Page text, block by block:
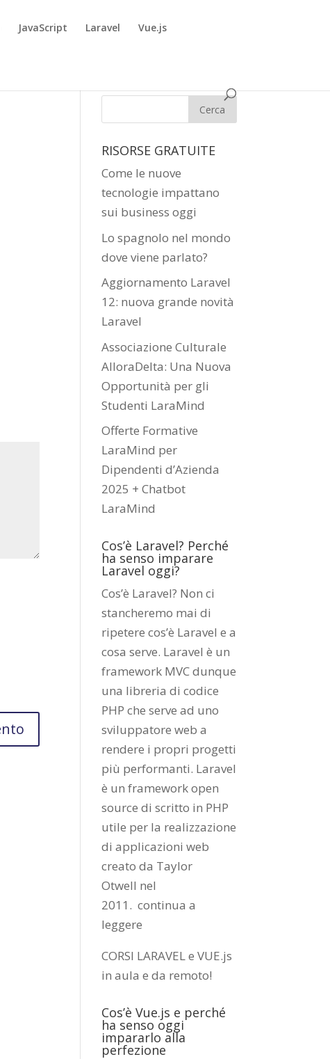
JavaScript Laravel Vue.js
RISORSE GRATUITE
Come le nuove
tecnologie impattano
sui business oggi
Lo spagnolo nel mondo
dove viene parlato?
Aggiornamento Laravel
12: nuova grande novità
Laravel
Associazione Culturale
AlloraDelta: Una Nuova
Opportunità per gli
Studenti LaraMind
Offerte Formative
LaraMind per
Dipendenti d’Azienda
2025 + Chatbot
LaraMind
Cos’è Laravel? Perché
ha senso imparare
Laravel oggi?
Cos’è Laravel? Non ci
stancheremo mai di
ripetere cos’è Laravel e a
cosa serve. Laravel è un
framework MVC dunque
una libreria di codice
PHP che serve ad uno
sviluppatore web a
rendere i propri progetti
più performanti. Laravel
è un framework open
source di scritto in PHP
utile per la realizzazione
di applicazioni web
creato da Taylor
Otwell nel
2011.continua a
leggere
CORSI LARAVEL e VUE.js
in aula e da remoto!
Cos’è Vue.js e perché
ha senso oggi
impararlo alla
perfezione